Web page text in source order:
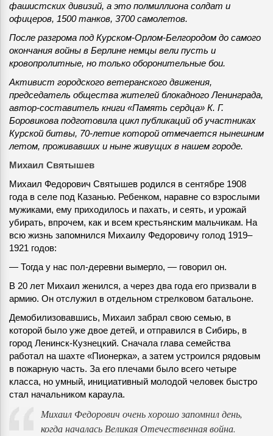
фашистских дивизий, а это полмиллиона солдат и
офицеров, 1500 танков, 3700 самолетов.
После разгрома под Курском-Орлом-Белгородом до самого
окончания войны в Берлине немцы вели пусть и
кровопролитные, но только оборонительные бои.
Активист городского ветеранского движения,
председатель общества жителей блокадного Ленинграда,
автор-составитель книги «Память сердца» К. Г.
Боровикова подготовила цикл публикаций об участниках
Курской битвы, 70-летие которой отмечается нынешним
летом, проживавших и ныне живущих в нашем городе.
Михаил Святышев
Михаил Федорович Святышев родился в сентябре 1908
года в селе под Казанью. Ребенком, наравне со взрослыми
мужиками, ему приходилось и пахать, и сеять, и урожай
убирать, впрочем, как и всем крестьянским мальчикам. На
всю жизнь запомнился Михаилу Федоровичу голод 1919–
1921 годов:
— Тогда у нас пол-деревни вымерло, — говорил он.
В 20 лет Михаил женился, а через два года его призвали в
армию. Он отслужил в отдельном стрелковом батальоне.
Демобилизовавшись, Михаил забрал свою семью, в
которой было уже двое детей, и отправился в Сибирь, в
город Ленинск-Кузнецкий. Сначала глава семейства
работал на шахте «Пионерка», а затем устроился рядовым
в пожарную часть. За его плечами было всего четыре
класса, но умный, инициативный молодой человек быстро
стал начальником караула.
Михаил Федорович очень хорошо запомнил день,
когда началась Великая Отечественная война.